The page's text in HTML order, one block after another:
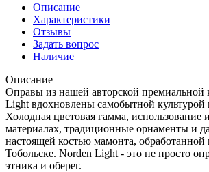
Описание
Характеристики
Отзывы
Задать вопрос
Наличие
Описание
Оправы из нашей авторской премиальной
Light вдохновлены самобытной культурой
Холодная цветовая гамма, использование
материалах, традиционные орнаменты и
настоящей костью мамонта,
Тобольске. Norden Light - это не просто
этника и оберег.